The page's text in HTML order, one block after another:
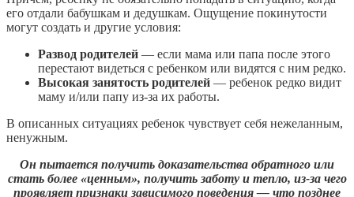
его отдали бабушкам и дедушкам. Ощущение покинутости
могут создать и другие условия:
Развод родителей — если мама или папа после этого
перестают видеться с ребенком или видятся с ним редко.
Высокая занятость родителей — ребенок редко видит
маму и/или папу из-за их работы.
В описанных ситуациях ребенок чувствует себя нежеланным,
ненужным.
Он пытается получить доказательства обратного или
стать более «ценным», получить заботу и тепло, из-за чего
проявляет признаки зависимого поведения — что позднее